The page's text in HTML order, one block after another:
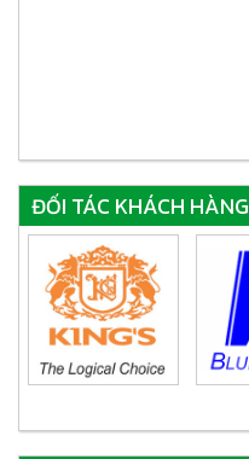
ĐỐI TÁC KHÁCH HÀNG